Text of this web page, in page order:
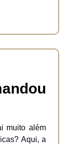
muito além
Aqui, a